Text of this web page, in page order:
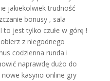
jakiekolwiek trudność
bonusy , sala
to jest tylko czułe w górę !
z niegodnego
codzienna runda i
naprawdę dużo do
kasyno online gry